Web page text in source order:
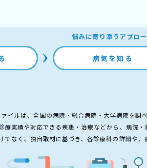
悩みに寄り添うアプロ
病気を知る
イルは、全国の病院・総合病院・大学病院を調
療実績や対応できる疾患・治療などから、病院・
でなく、独自取材に基づき、各診療科の詳細や、